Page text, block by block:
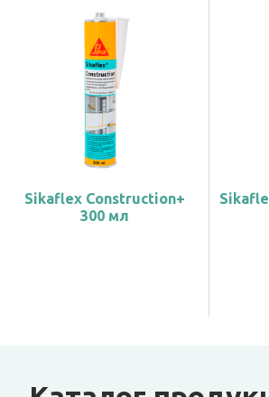
Sikaflex Construction+
300 мл